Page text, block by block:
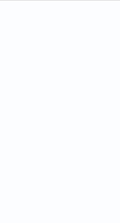
רגע, הטלפון בביתו של גיאת